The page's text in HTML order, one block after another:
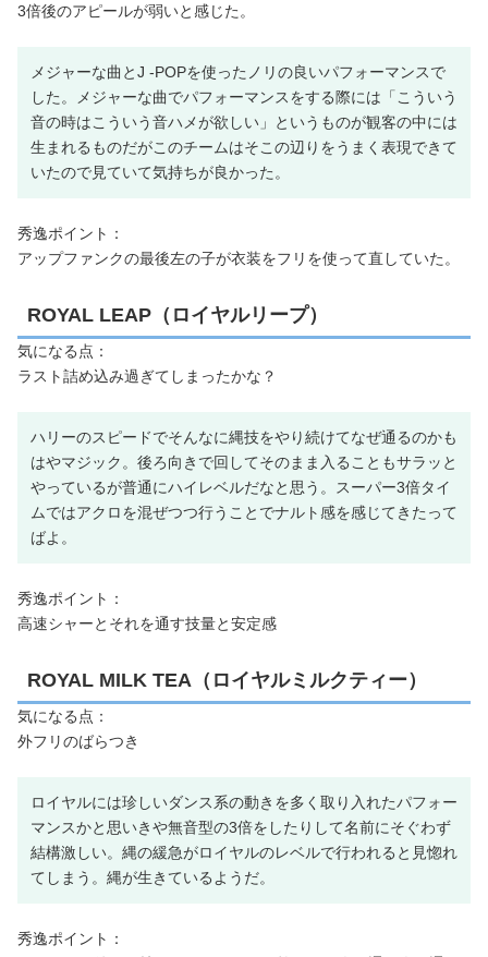
3倍後のアピールが弱いと感じた。
メジャーな曲とJ -POPを使ったノリの良いパフォーマンスで
した。メジャーな曲でパフォーマンスをする際には「こういう
音の時はこういう音ハメが欲しい」というものが観客の中には
生まれるものだがこのチームはそこの辺りをうまく表現できて
いたので見ていて気持ちが良かった。
秀逸ポイント：
アップファンクの最後左の子が衣装をフリを使って直していた。
ROYAL LEAP（ロイヤルリープ）
気になる点：
ラスト詰め込み過ぎてしまったかな？
ハリーのスピードでそんなに縄技をやり続けてなぜ通るのかも
はやマジック。後ろ向きで回してそのまま入ることもサラッと
やっているが普通にハイレベルだなと思う。スーパー3倍タイ
ムではアクロを混ぜつつ行うことでナルト感を感じてきたって
ばよ。
秀逸ポイント：
高速シャーとそれを通す技量と安定感
ROYAL MILK TEA（ロイヤルミルクティー）
気になる点：
外フリのばらつき
ロイヤルには珍しいダンス系の動きを多く取り入れたパフォー
マンスかと思いきや無音型の3倍をしたりして名前にそぐわず
結構激しい。縄の緩急がロイヤルのレベルで行われると見惚れ
てしまう。縄が生きているようだ。
秀逸ポイント：